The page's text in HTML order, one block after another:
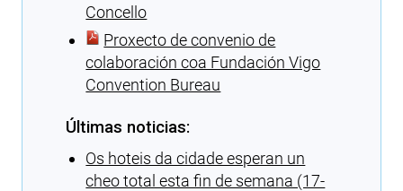
Concello
Proxecto de convenio de
colaboración coa Fundación Vigo
Convention Bureau
Últimas noticias:
Os hoteis da cidade esperan un
cheo total esta fin de semana (17-